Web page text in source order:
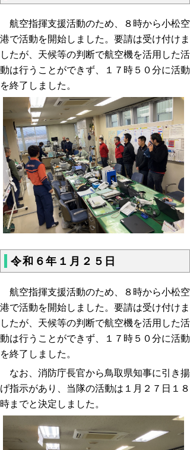
航空指揮支援活動のため、８時から小松空
港で活動を開始しました。要請は受け付けま
したが、天候等の判断で航空機を活用した活
動は行うことができず、１７時５０分に活動
を終了しました。
令和６年１月２５日
航空指揮支援活動のため、８時から小松空
港で活動を開始しました。要請は受け付けま
したが、天候等の判断で航空機を活用した活
動は行うことができず、１７時５０分に活動
を終了しました。
なお、消防庁長官から鳥取県知事に引き揚
げ指示があり、 当隊の活動は１月２７日１８
時までと決定しました。